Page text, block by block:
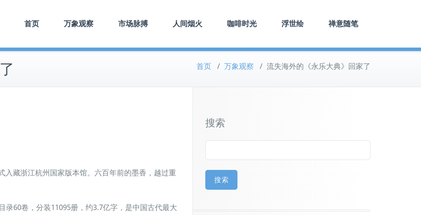
首页 万象观察 市场脉搏 人间烟火 咖啡时光 浮世绘 禅意随笔
首页 / 万象观察 / 流失海外的《永乐大典》回家了
入藏浙江杭州国家版本馆。六百年前的墨香，越过重
录60卷，分装11095册，约3.7亿字，是中国古代最大
搜索
搜索